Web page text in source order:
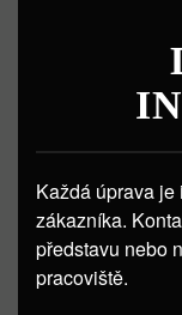
Každá úprava
zákazníka.
představu nebo
pracoviště.